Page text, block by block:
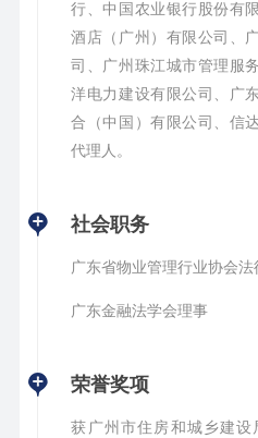
行、中国农业银行股份有
酒店（广州）有限公司、
司、广州珠江城市管理服
洋电力建设有限公司、广
合（中国）有限公司、信
代理人。
社会职务
广东省物业管理行业协会
广东金融法学会理事
荣誉奖项
获广州市住房和城乡建